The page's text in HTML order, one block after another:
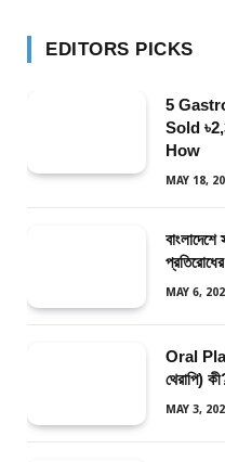
EDITORS PICKS
5
Sold
How
MAY 18,
MAY 6,
Oral
থেরাপি)
MAY 3,